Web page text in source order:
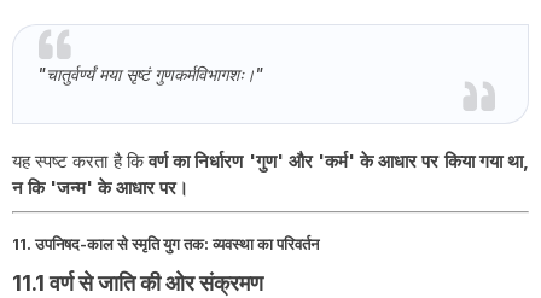
"चातुर्वर्ण्यं मया सृष्टं गुणकर्मविभागशः।"
यह स्पष्ट करता है किवर्ण का निर्धारण 'गुण' और 'कर्म' के आधार पर किया गया था,
न कि 'जन्म' के आधार पर।
11. उपनिषद-काल से स्मृति युग तक: व्यवस्था का परिवर्तन
11.1 वर्ण से जाति की ओर संक्रमण